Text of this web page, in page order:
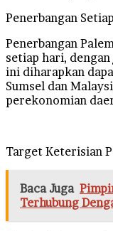
Penerbangan
Penerbangan
setiap hari,
ini diharapkan
Sumsel dan
perekonomian
Target Keterisian
Baca Juga
Terhubung